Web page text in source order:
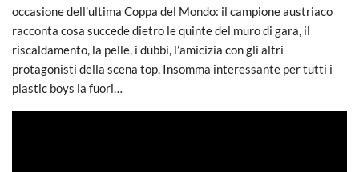
occasione dell’ultima Coppa del Mondo: il campione austriaco
racconta cosa succede dietro le quinte del muro di gara, il
riscaldamento, la pelle, i dubbi, l’amicizia con gli altri
protagonisti della scena top. Insomma interessante per tutti i
plastic boys la fuori…